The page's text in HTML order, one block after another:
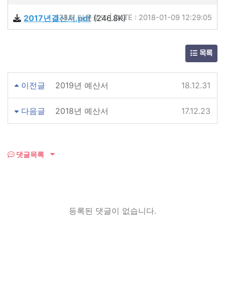
2017년결산서.pdf(246.8K)
138회 다운로드 | DATE : 2018-01-09 12:29:05
목록
이전글 2019년 예산서 18.12.31
다음글 2018년 예산서 17.12.23
댓글목록
등록된 댓글이 없습니다.